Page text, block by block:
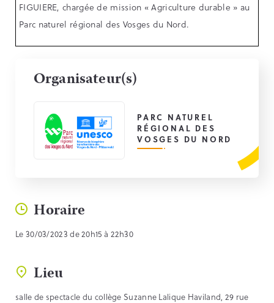
FIGUIERE, chargée de mission « Agriculture durable » au
Parc naturel régional des Vosges du Nord.
Organisateur(s)
PARC NATUREL
RÉGIONAL DES
VOSGES DU NORD
Horaire
Le 30/03/2023 de 20h15 à 22h30
Lieu
salle de spectacle du collège Suzanne Lalique Haviland, 29 rue